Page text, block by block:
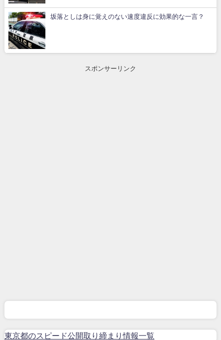
坂落としは身に覚えのない速度違反に効果的な一言？
スポンサーリンク
東京都のスピード公開取り締まり情報一覧